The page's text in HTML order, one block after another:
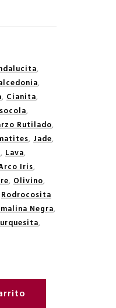
,
,
, Cianita,
,
Rutilado,
, Jade,
, Lava,
Iris,
, Olivino,
Rodrocosita
Negra,
,